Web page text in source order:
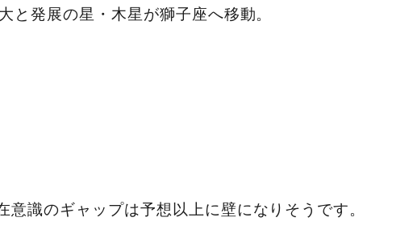
発展の星・木星が獅子座へ移動。
識のギャップは予想以上に壁になりそうです。